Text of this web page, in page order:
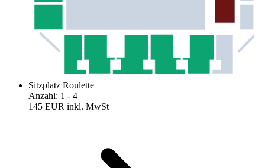
Sitzplatz Roulette
Anzahl: 1 - 4
145 EUR inkl. MwSt